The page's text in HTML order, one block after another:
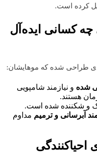
کرده است.
چه کسانی ایده‌آل
طراحی شده که موهایشان:
شده و نیازمند شامپویی
هستند.
و شکننده شده است.
آبرسانی و ترمیم مداوم
احیاکنندگی